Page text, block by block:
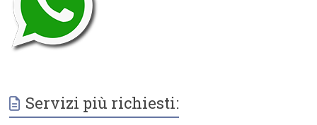
Servizi più richiesti: